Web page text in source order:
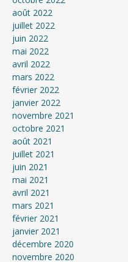
août 2022
juillet 2022
juin 2022
mai 2022
avril 2022
mars 2022
février 2022
janvier 2022
novembre 2021
octobre 2021
août 2021
juillet 2021
juin 2021
mai 2021
avril 2021
mars 2021
février 2021
janvier 2021
décembre 2020
novembre 2020